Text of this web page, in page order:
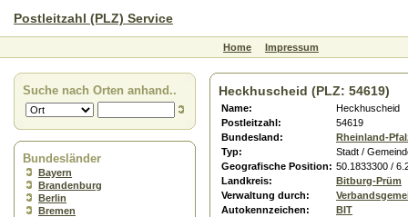
Postleitzahl (PLZ) Service
Home Impressum
Suche nach Orten anhand..
Bundesländer
Bayern
Brandenburg
Berlin
Bremen
Heckhuscheid (PLZ: 54619)
Name:
Heckhuscheid
Postleitzahl:
54619
Bundesland:
Rheinland-
Typ:
Stadt /
Geografische Position: 50.1833300 /
Landkreis:
Bitburg-Prüm
Verwaltung durch:
Autokennzeichen:
BIT